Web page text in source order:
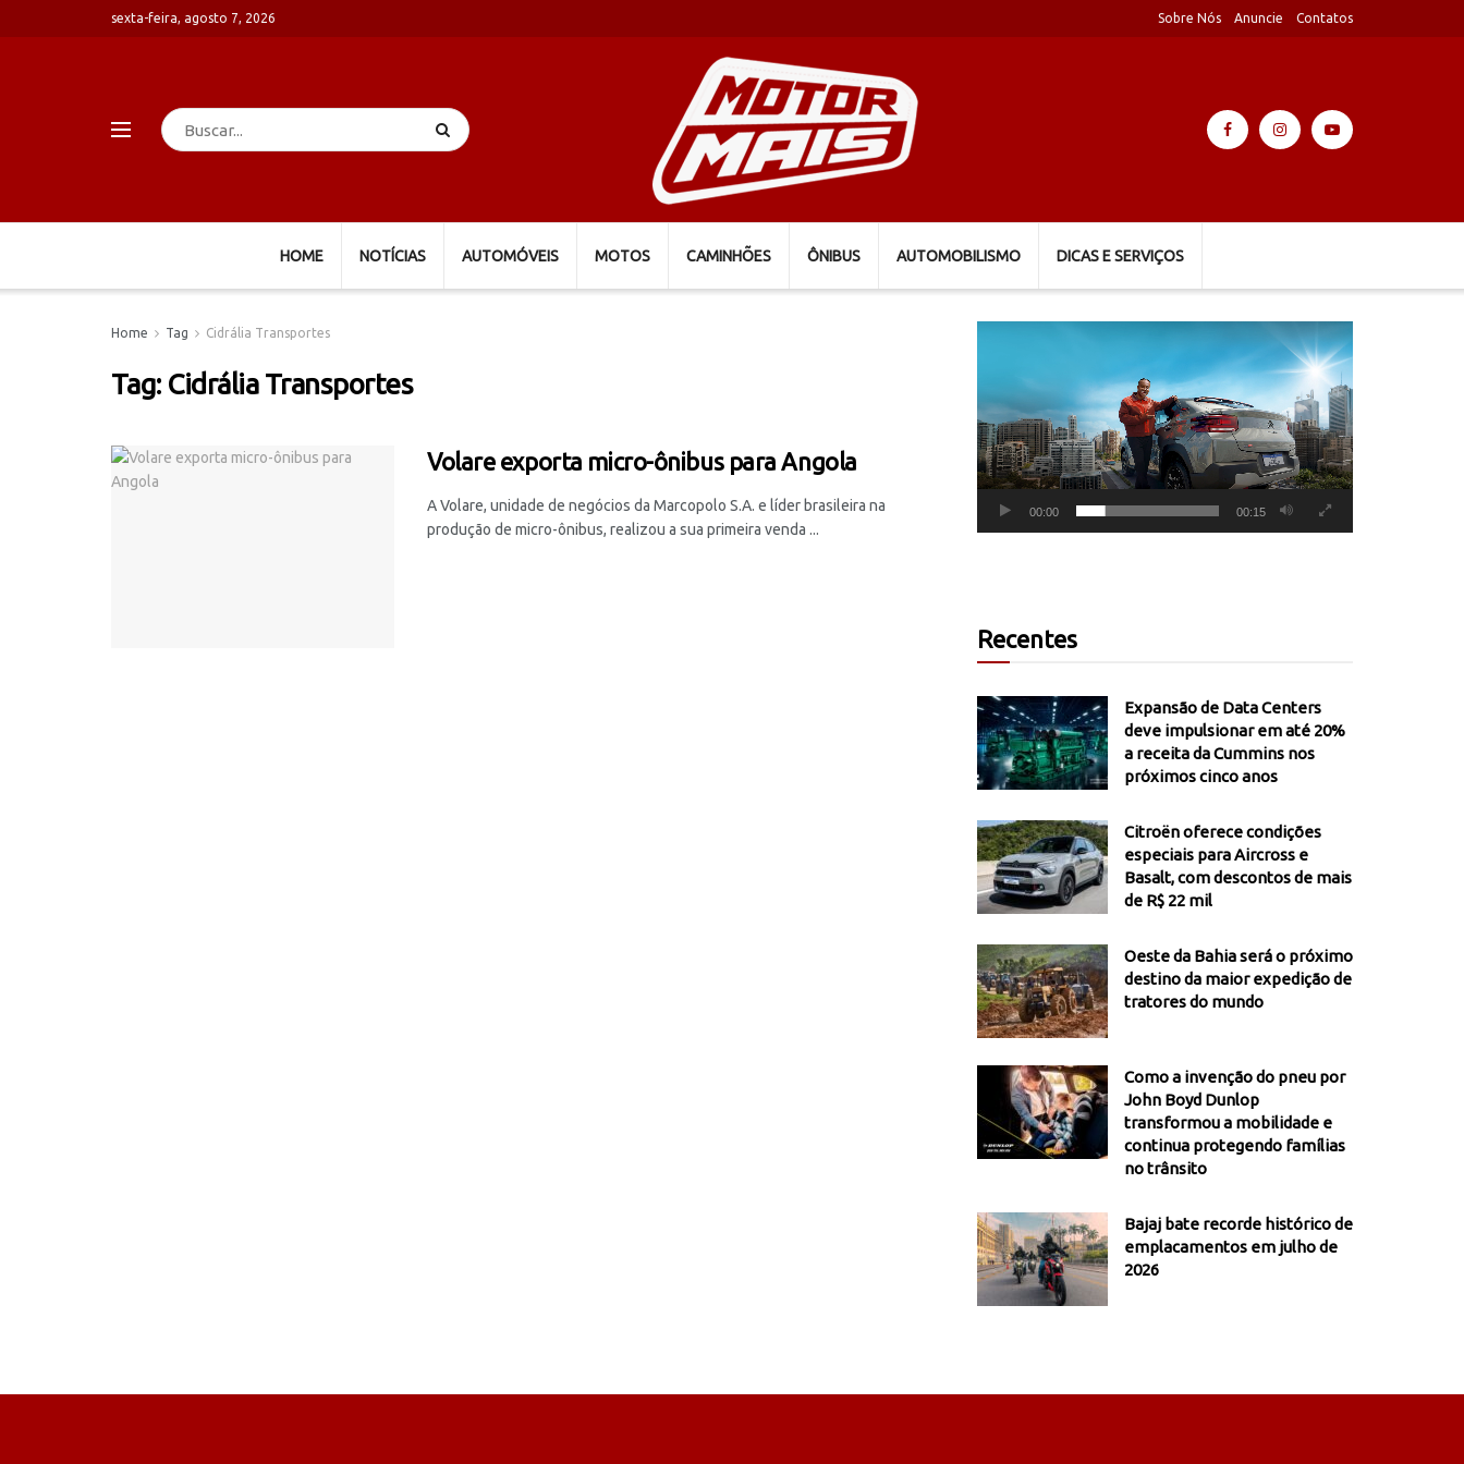
sexta-feira, agosto 7, 2026 Sobre Nós Anuncie Contatos
HOME NOTÍCIAS AUTOMÓVEIS MOTOS CAMINHÕES ÔNIBUS AUTOMOBILISMO DICAS E SERVIÇOS
Home Tag Cidrália Transportes
Tag: Cidrália Transportes
Volare exporta micro-ônibus para Angola
A Volare, unidade de negócios da Marcopolo S.A. e líder brasileira na
produção de micro-ônibus, realizou a sua primeira venda ...
00:00 00:15
Recentes
Expansão de Data Centers
deve impulsionar em até 20%
a receita da Cummins nos
próximos cinco anos
Citroën oferece condições
especiais para Aircross e
Basalt, com descontos de mais
de R$ 22 mil
Oeste da Bahia será o próximo
destino da maior expedição de
tratores do mundo
Como a invenção do pneu por
John Boyd Dunlop
transformou a mobilidade e
continua protegendo famílias
no trânsito
Bajaj bate recorde histórico de
emplacamentos em julho de
2026